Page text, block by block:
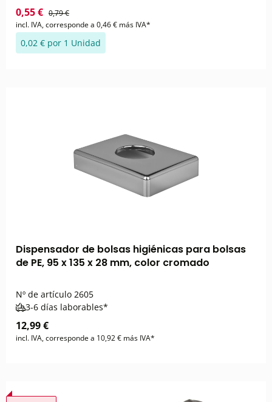
0,55 € 0,79 €
incl. IVA, corresponde a 0,46 € más IVA*
0,02 € por 1 Unidad
Dispensador de bolsas higiénicas para bolsas
de PE, 95 x 135 x 28 mm, color cromado
Nº de artículo 2605
3-6 días laborables*
12,99 €
incl. IVA, corresponde a 10,92 € más IVA*